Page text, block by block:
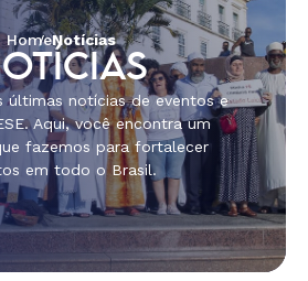
HomeNotícias
últimas notícias de eventos e
Aqui, você encontra um
fazemos para fortalecer
em todo o Brasil.